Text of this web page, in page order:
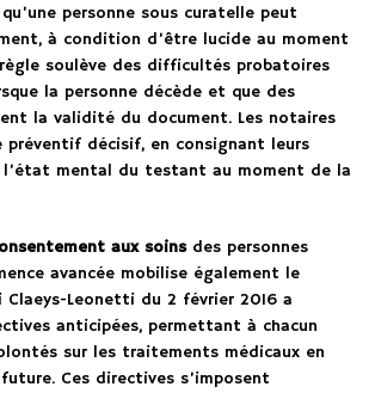
personne sous curatelle peut
à condition d’être lucide au moment
soulève des difficultés probatoires
la personne décède et que des
la validité du document. Les notaires
décisif, en consignant leurs
l’état mental du testant au moment de la
aux soinsdes personnes
avancée mobilise également le
Claeys-Leonetti du 2 février 2016 a
anticipées, permettant à chacun
sur les traitements médicaux en
Ces directives s’imposent